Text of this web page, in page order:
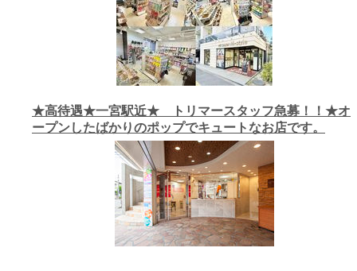
★高待遇★一宮駅近★ トリマースタッフ急募！！★オ
ープンしたばかりのポップでキュートなお店です。